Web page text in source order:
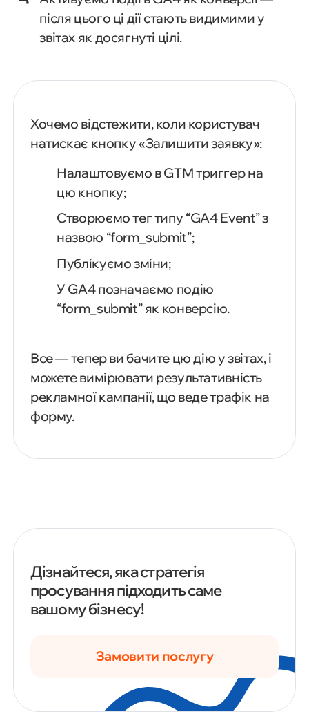
після цього ці дії стають видимими у
звітах як досягнуті цілі.
Хочемо відстежити, коли користувач
натискає кнопку «Залишити заявку»:
Налаштовуємо в GTM триггер на
цю кнопку;
Створюємо тег типу “GA4 Event” з
назвою “form_submit”;
Публікуємо зміни;
У GA4 позначаємо подію
“form_submit” як конверсію.
Все — тепер ви бачите цю дію у звітах, і
можете вимірювати результативність
рекламної кампанії, що веде трафік на
форму.
Дізнайтеся, яка стратегія
просування підходить саме
вашому бізнесу!
Замовити послугу